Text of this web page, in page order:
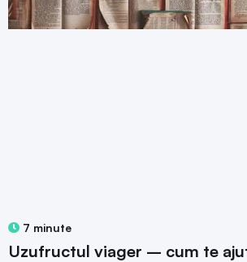
7 minute
Uzufructul viager – cum te